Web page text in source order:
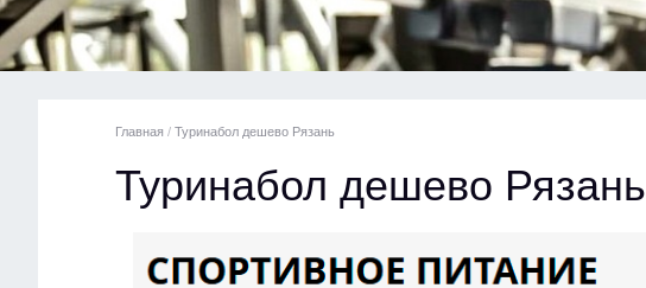
Главная / Туринабол дешево Рязань
Туринабол дешево Рязань